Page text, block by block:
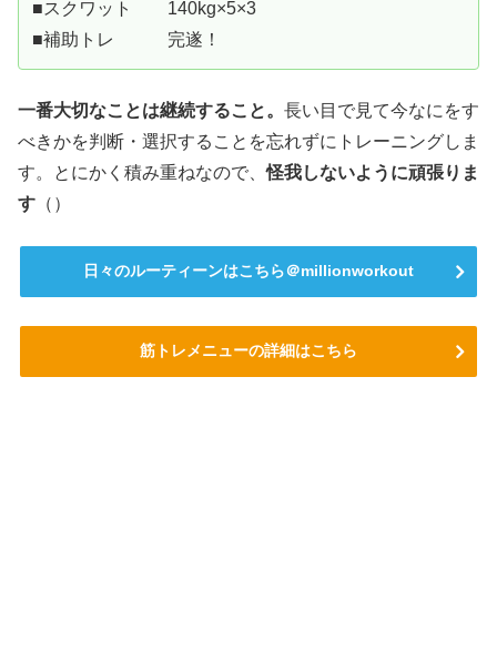
■スクワット 140kg×5×3
■補助トレ 完遂！
一番大切なことは継続すること。 長い目で見て今なにをす
べきかを判断・選択することを忘れずにトレーニングしま
す。とにかく積み重ねなので、怪我しないように頑張りま
す （）
日々のルーティーンはこちら＠millionworkout
筋トレメニューの詳細はこちら